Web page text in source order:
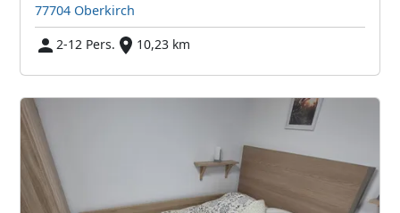
77704 Oberkirch
2-12 Pers.
10,23 km